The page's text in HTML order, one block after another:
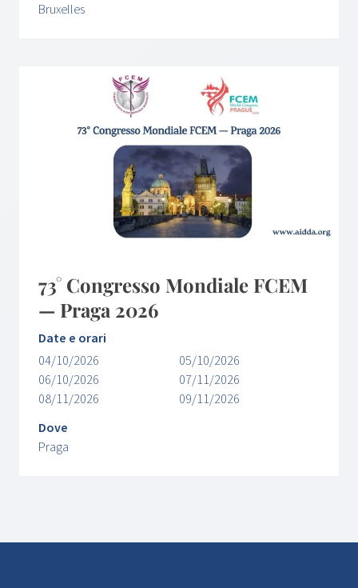
Bruxelles
73° Congresso Mondiale FCEM
— Praga 2026
Date e orari
04/10/2026
05/10/2026
06/10/2026
07/11/2026
08/11/2026
09/11/2026
Dove
Praga